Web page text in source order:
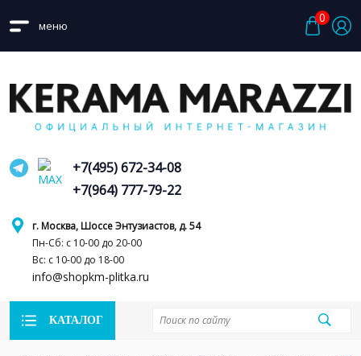
меню
0
г. Москва, Шоссе Энтузиастов, д. 54
Пн-Сб: с 10-00 до 20-00
Вс: с 10-00 до 18-00
info@shopkm-plitka.ru
+7(495) 672-34-08
+7(964) 777-79-22
КАТАЛОГ